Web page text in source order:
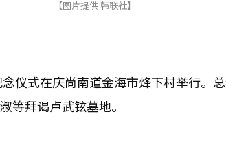
【图片提供 韩联社】
仪式在庆尚南道金海市烽下村举行。
等拜谒卢武铉墓地。